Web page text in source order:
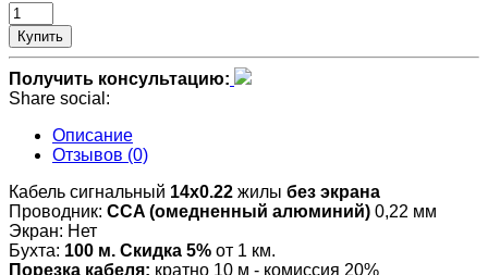
Купить
Получить консультацию:
Share social:
Описание
Отзывов (0)
Кабель сигнальный 14х0.22 жилы без экрана
Проводник: CCA (омедненный алюминий) 0,22 мм
Экран: Нет
Бухта: 100 м. Скидка 5% от 1 км.
Порезка кабеля: кратно 10 м - комиссия 20%